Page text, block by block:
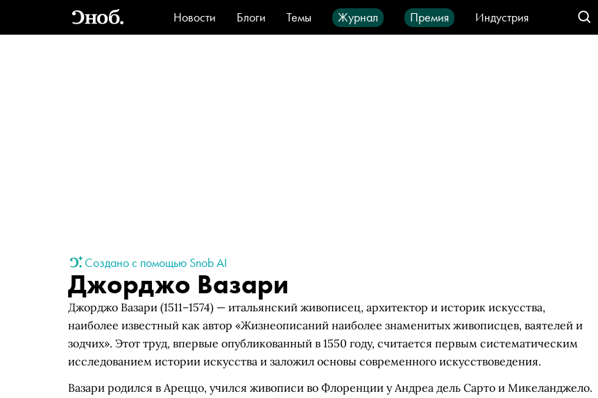
Новости Блоги Темы Журнал Премия
Индустрия
Стиль
Видео Город IT-продукты
Создано с помощью Snob AI
Джорджо Вазари
Джорджо Вазари (1511–1574) — итальянский живописец, архитектор и историк искусства,
наиболее известный как автор «Жизнеописаний наиболее знаменитых живописцев, ваятелей и
зодчих». Этот труд, впервые опубликованный в 1550 году, считается первым систематическим
исследованием истории искусства и заложил основы современного искусствоведения.
Вазари родился в Ареццо, учился живописи во Флоренции у Андреа дель Сарто и Микеланджело.